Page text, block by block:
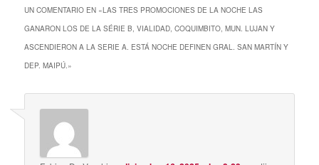
UN COMENTARIO EN «LAS TRES PROMOCIONES DE LA NOCHE LAS
GANARON LOS DE LA SÉRIE B, VIALIDAD, COQUIMBITO, MUN. LUJAN Y
ASCENDIERON A LA SERIE A. ESTÁ NOCHE DEFINEN GRAL. SAN MARTÍN Y
DEP. MAIPÚ.»